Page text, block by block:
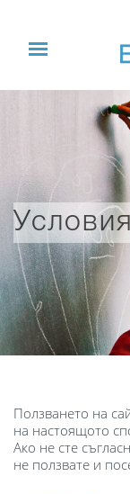
Ползването на
на настоящото
Ако не сте
не ползвате и